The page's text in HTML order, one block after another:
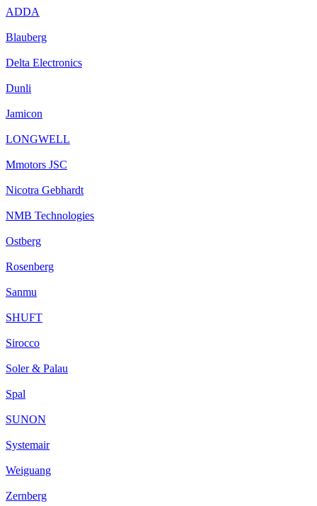
ADDA
Blauberg
Delta Electronics
Dunli
Jamicon
LONGWELL
Mmotors JSC
Nicotra Gebhardt
NMB Technologies
Ostberg
Rosenberg
Sanmu
SHUFT
Sirocco
Soler & Palau
Spal
SUNON
Systemair
Weiguang
Zernberg